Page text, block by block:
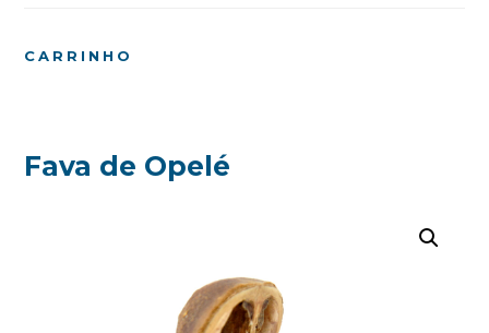
CARRINHO
Fava de Opelé